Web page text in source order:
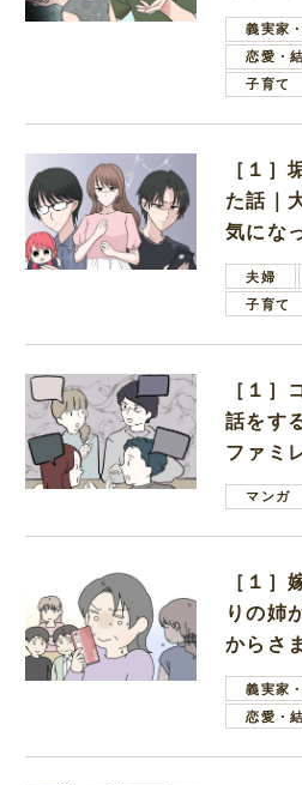
しいと
義実家
恋愛・
子育て
［１］
た話｜
気にな
ない男
夫婦
子育て
［１］
話をす
ファミ
は電車
マンガ
［１］
りの姉
からさ
母義実家
恋愛・